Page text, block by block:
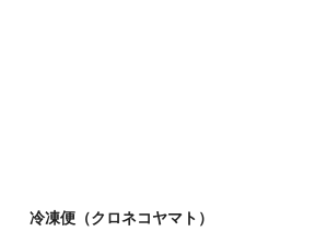
冷凍便（クロネコヤマト）